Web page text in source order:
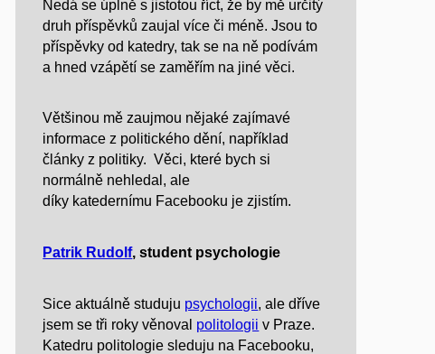
Nedá se úplně s jistotou říct, že by mě určitý
druh příspěvků zaujal více či méně. Jsou to
příspěvky od katedry, tak se na ně podívám
a hned vzápětí se zaměřím na jiné věci.
Většinou mě zaujmou nějaké zajímavé
informace z politického dění, například
články z politiky. Věci, které bych si
normálně nehledal, ale
díky katedernímu Facebooku je zjistím.
Patrik Rudolf, student psychologie
Sice aktuálně studuju psychologii, ale dříve
jsem se tři roky věnoval politologii v Praze.
Katedru politologie sleduju na Facebooku,